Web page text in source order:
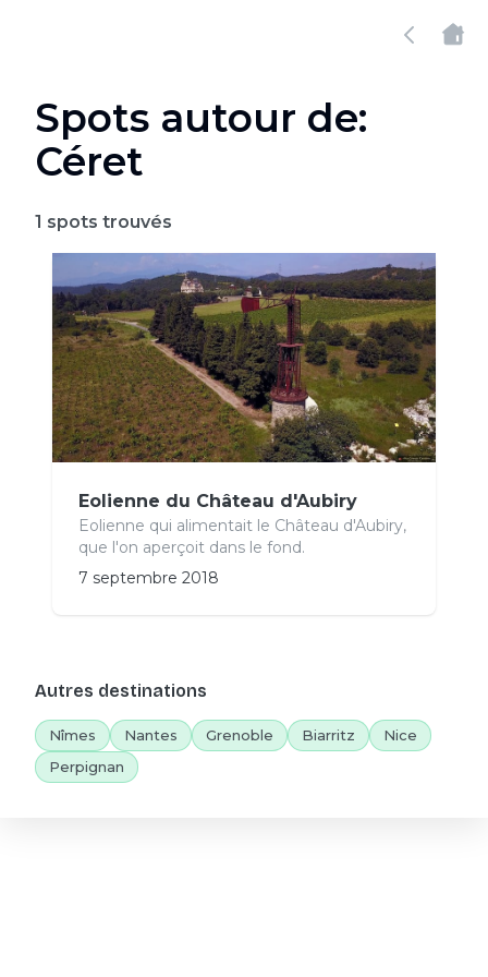
Spots autour de:
Céret
1 spots trouvés
Eolienne du Château d'Aubiry
Eolienne qui alimentait le Château d'Aubiry,
que l'on aperçoit dans le fond.
7 septembre 2018
Autres destinations
Nîmes Nantes Grenoble Biarritz
Nice
Perpignan